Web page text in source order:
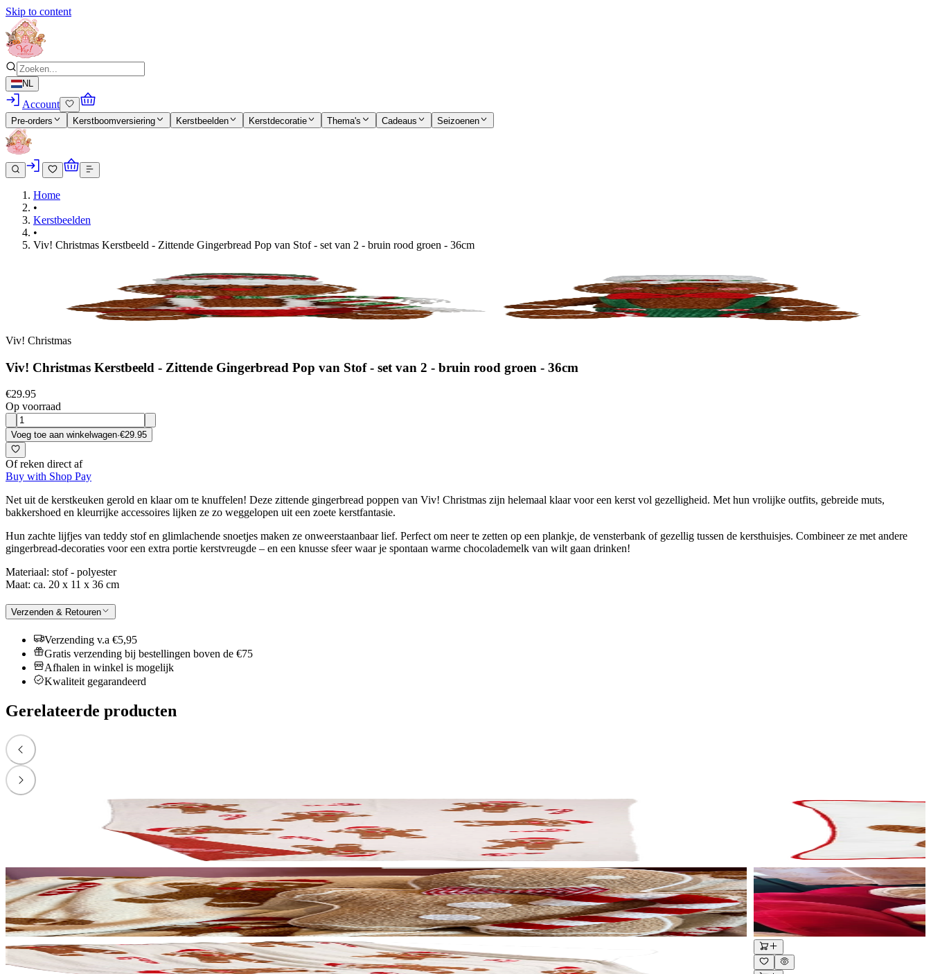
Skip to content
NL
Account
Pre-orders Kerstboomversiering Kerstbeelden Kerstdecoratie Thema's Cadeaus Seizoenen
Home
•
Kerstbeelden
•
Viv! Christmas Kerstbeeld - Zittende Gingerbread Pop van Stof - set van 2 - bruin rood groen - 36cm
Viv! Christmas
Viv! Christmas Kerstbeeld - Zittende Gingerbread Pop van Stof - set van 2 - bruin rood groen - 36cm
€29.95
Op voorraad
Voeg toe aan winkelwagen·€29.95
Of reken direct af
Buy with Shop Pay
Net uit de kerstkeuken gerold en klaar om te knuffelen! Deze zittende gingerbread poppen van Viv! Christmas zijn helemaal klaar voor een kerst vol gezelligheid. Met hun vrolijke outfits, gebreide muts,
bakkershoed en kleurrijke accessoires lijken ze zo weggelopen uit een zoete kerstfantasie.
Hun zachte lijfjes van teddy stof en glimlachende snoetjes maken ze onweerstaanbaar lief. Perfect om neer te zetten op een plankje, de vensterbank of gezellig tussen de kersthuisjes. Combineer ze met andere
gingerbread-decoraties voor een extra portie kerstvreugde – en een knusse sfeer waar je spontaan warme chocolademelk van wilt gaan drinken!
Materiaal: stof - polyester
Maat: ca. 20 x 11 x 36 cm
Verzenden & Retouren
Verzending v.a €5,95
Gratis verzending bij bestellingen boven de €75
Afhalen in winkel is mogelijk
Kwaliteit gegarandeerd
Gerelateerde producten